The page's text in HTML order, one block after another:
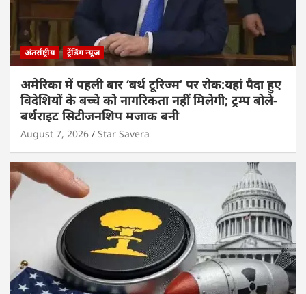
अंतर्राष्ट्रीय ट्रेंडिंग न्यूज
अमेरिका में पहली बार ‘बर्थ टूरिज्म’ पर रोक:यहां पैदा हुए
विदेशियों के बच्चे को नागरिकता नहीं मिलेगी; ट्रम्प बोले-
बर्थराइट सिटीजनशिप मजाक बनी
August 7, 2026 Star Savera